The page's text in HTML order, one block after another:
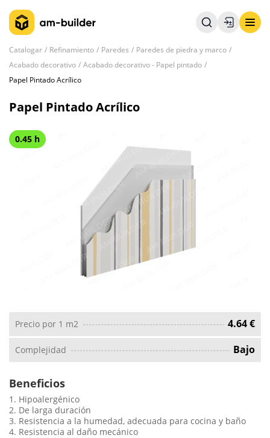
Catalogar Refinamiento Paredes
Paredes de piedra y marco
Acabado decorativo
Acabado decorativo - Papel pintado
Papel Pintado Acrílico
Papel Pintado Acrílico
0.45 h
Precio por 1 m2 4.64 €
Complejidad Bajo
Beneficios
1. Hipoalergénico
2. De larga duración
3. Resistencia a la humedad, adecuada para cocina y baño
4. Resistencia al daño mecánico